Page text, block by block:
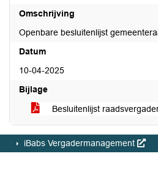
Omschrijving
Openbare besluitenlijst
Datum
10-04-2025
Bijlage
Besluitenlijst
iBabs Vergadermanagement